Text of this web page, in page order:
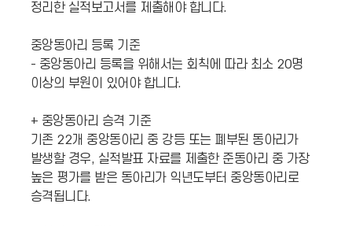
정리한 실적보고서를 제출해야 합니다.
중앙동아리 등록 기준
- 중앙동아리 등록을 위해서는 회칙에 따라 최소 20명
이상의 부원이 있어야 합니다.
+ 중앙동아리 승격 기준
기존 22개 중앙동아리 중 강등 또는 폐부된 동아리가
발생할 경우, 실적발표 자료를 제출한 준동아리 중 가장
높은 평가를 받은 동아리가 익년도부터 중앙동아리로
승격됩니다.